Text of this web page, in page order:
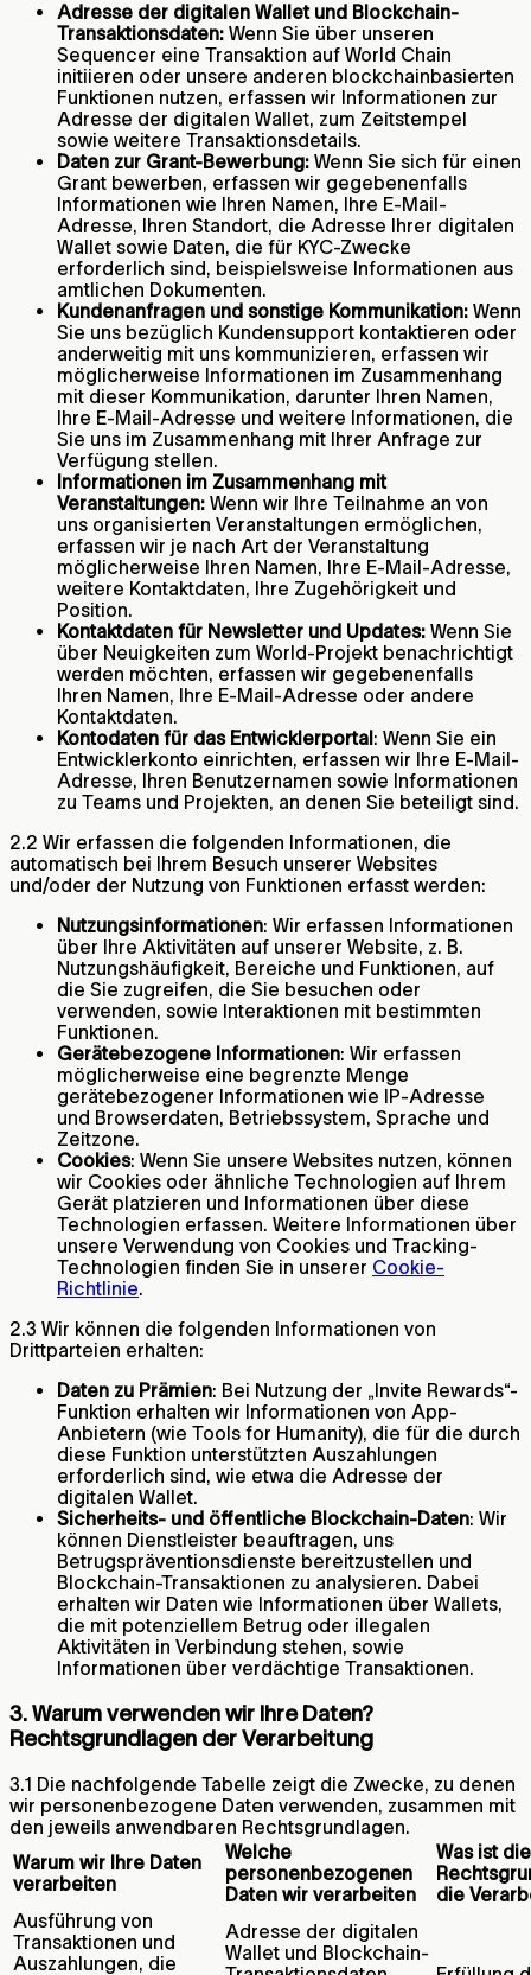
Adresse der digitalen Wallet und Blockchain-
Transaktionsdaten: Wenn Sie über unseren
Sequencer eine Transaktion auf World Chain
initiieren oder unsere anderen blockchainbasierten
Funktionen nutzen, erfassen wir Informationen zur
Adresse der digitalen Wallet, zum Zeitstempel
sowie weitere Transaktionsdetails.
Daten zur Grant-Bewerbung: Wenn Sie sich für einen
Grant bewerben, erfassen wir gegebenenfalls
Informationen wie Ihren Namen, Ihre E-Mail-
Adresse, Ihren Standort, die Adresse Ihrer digitalen
Wallet sowie Daten, die für KYC-Zwecke
erforderlich sind, beispielsweise Informationen aus
amtlichen Dokumenten.
Kundenanfragen und sonstige Kommunikation: Wenn
Sie uns bezüglich Kundensupport kontaktieren oder
anderweitig mit uns kommunizieren, erfassen wir
möglicherweise Informationen im Zusammenhang
mit dieser Kommunikation, darunter Ihren Namen,
Ihre E-Mail-Adresse und weitere Informationen, die
Sie uns im Zusammenhang mit Ihrer Anfrage zur
Verfügung stellen.
Informationen im Zusammenhang mit
Veranstaltungen: Wenn wir Ihre Teilnahme an von
uns organisierten Veranstaltungen ermöglichen,
erfassen wir je nach Art der Veranstaltung
möglicherweise Ihren Namen, Ihre E-Mail-Adresse,
weitere Kontaktdaten, Ihre Zugehörigkeit und
Position.
Kontaktdaten für Newsletter und Updates: Wenn Sie
über Neuigkeiten zum World-Projekt benachrichtigt
werden möchten, erfassen wir gegebenenfalls
Ihren Namen, Ihre E-Mail-Adresse oder andere
Kontaktdaten.
Kontodaten für das Entwicklerportal: Wenn Sie ein
Entwicklerkonto einrichten, erfassen wir Ihre E-Mail-
Adresse, Ihren Benutzernamen sowie Informationen
zu Teams und Projekten, an denen Sie beteiligt sind.
2.2 Wir erfassen die folgenden Informationen, die
automatisch bei Ihrem Besuch unserer Websites
und/oder der Nutzung von Funktionen erfasst werden:
Nutzungsinformationen: Wir erfassen Informationen
über Ihre Aktivitäten auf unserer Website, z. B.
Nutzungshäufigkeit, Bereiche und Funktionen, auf
die Sie zugreifen, die Sie besuchen oder
verwenden, sowie Interaktionen mit bestimmten
Funktionen.
Gerätebezogene Informationen: Wir erfassen
möglicherweise eine begrenzte Menge
gerätebezogener Informationen wie IP-Adresse
und Browserdaten, Betriebssystem, Sprache und
Zeitzone.
Cookies: Wenn Sie unsere Websites nutzen, können
wir Cookies oder ähnliche Technologien auf Ihrem
Gerät platzieren und Informationen über diese
Technologien erfassen. Weitere Informationen über
unsere Verwendung von Cookies und Tracking-
Technologien finden Sie in unserer Cookie-
Richtlinie.
2.3 Wir können die folgenden Informationen von
Drittparteien erhalten:
Daten zu Prämien: Bei Nutzung der „Invite Rewards“-
Funktion erhalten wir Informationen von App-
Anbietern (wie Tools for Humanity), die für die durch
diese Funktion unterstützten Auszahlungen
erforderlich sind, wie etwa die Adresse der
digitalen Wallet.
Sicherheits- und öffentliche Blockchain-Daten: Wir
können Dienstleister beauftragen, uns
Betrugspräventionsdienste bereitzustellen und
Blockchain-Transaktionen zu analysieren. Dabei
erhalten wir Daten wie Informationen über Wallets,
die mit potenziellem Betrug oder illegalen
Aktivitäten in Verbindung stehen, sowie
Informationen über verdächtige Transaktionen.
3. Warum verwenden wir Ihre Daten?
Rechtsgrundlagen der Verarbeitung
3.1 Die nachfolgende Tabelle zeigt die Zwecke, zu denen
wir personenbezogene Daten verwenden, zusammen mit
den jeweils anwendbaren Rechtsgrundlagen.
Warum wir Ihre Daten
verarbeiten
Welche
personenbezogenen
Daten wir verarbeiten
Was ist die
die
Ausführung von
Transaktionen und
Auszahlungen, die
Adresse der digitalen
Wallet und Blockchain-